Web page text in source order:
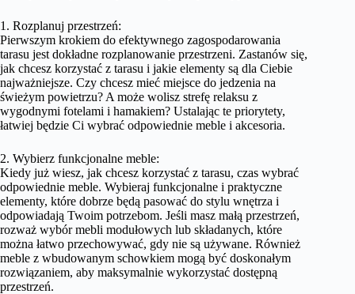
1. Rozplanuj przestrzeń:
Pierwszym krokiem do efektywnego zagospodarowania
tarasu jest dokładne rozplanowanie przestrzeni. Zastanów się,
jak chcesz korzystać z tarasu i jakie elementy są dla Ciebie
najważniejsze. Czy chcesz mieć miejsce do jedzenia na
świeżym powietrzu? A może wolisz strefę relaksu z
wygodnymi fotelami i hamakiem? Ustalając te priorytety,
łatwiej będzie Ci wybrać odpowiednie meble i akcesoria.
2. Wybierz funkcjonalne meble:
Kiedy już wiesz, jak chcesz korzystać z tarasu, czas wybrać
odpowiednie meble. Wybieraj funkcjonalne i praktyczne
elementy, które dobrze będą pasować do stylu wnętrza i
odpowiadają Twoim potrzebom. Jeśli masz małą przestrzeń,
rozważ wybór mebli modułowych lub składanych, które
można łatwo przechowywać, gdy nie są używane. Również
meble z wbudowanym schowkiem mogą być doskonałym
rozwiązaniem, aby maksymalnie wykorzystać dostępną
przestrzeń.